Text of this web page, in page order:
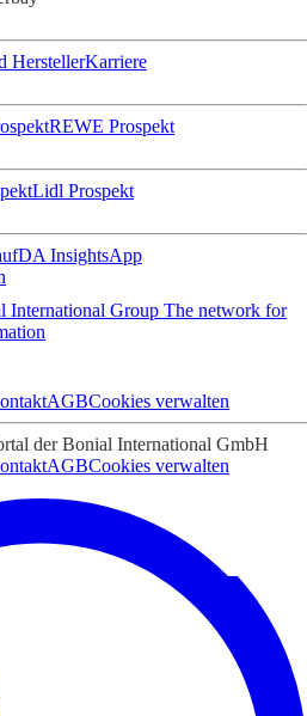
HerstellerKarriere
REWE Prospekt
Lidl Prospekt
InsightsApp
International Group The network for
AGBCookies verwalten
der Bonial International GmbH
AGBCookies verwalten